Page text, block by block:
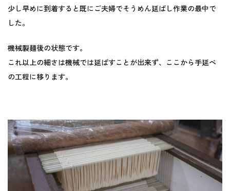
少し早めに到着すると既にご夫婦でそうめん延ばし作業の最中で
した。
機械製麺後の状態です。
これ以上の細さは機械では延ばすことが出来ず、ここから手延べ
の工程に移ります。